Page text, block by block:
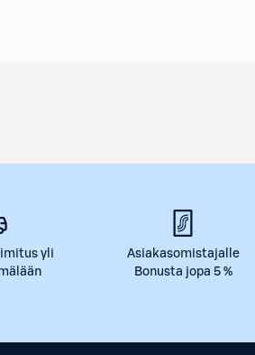
yli
Asiakasomistajalle
Bonusta jopa 5 %